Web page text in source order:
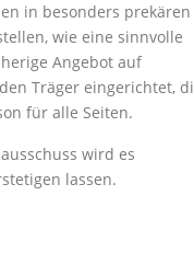
in besonders prekären
wie eine sinnvolle
Angebot auf
Träger eingerichtet,
für alle Seiten.
wird es
lassen.